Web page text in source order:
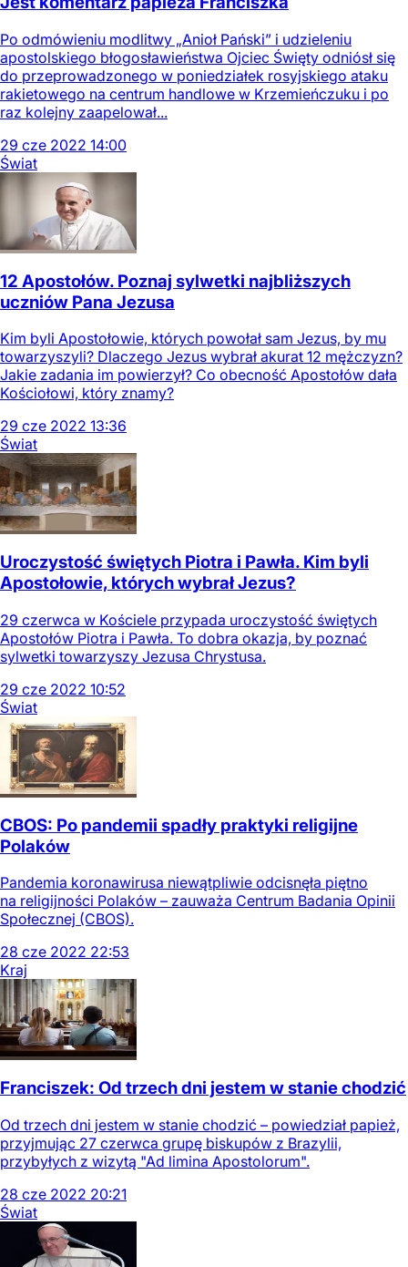
Po odmówieniu modlitwy „Anioł Pański” i udzieleniu
apostolskiego błogosławieństwa Ojciec Święty odniósł się
do przeprowadzonego w poniedziałek rosyjskiego ataku
rakietowego na centrum handlowe w Krzemieńczuku i po
raz kolejny zaapelował...
29 cze 2022 14:00
Świat
12 Apostołów. Poznaj sylwetki najbliższych
uczniów Pana Jezusa
Kim byli Apostołowie, których powołał sam Jezus, by mu
towarzyszyli? Dlaczego Jezus wybrał akurat 12 mężczyzn?
Jakie zadania im powierzył? Co obecność Apostołów dała
Kościołowi, który znamy?
29 cze 2022 13:36
Świat
Uroczystość świętych Piotra i Pawła. Kim byli
Apostołowie, których wybrał Jezus?
29 czerwca w Kościele przypada uroczystość świętych
Apostołów Piotra i Pawła. To dobra okazja, by poznać
sylwetki towarzyszy Jezusa Chrystusa.
29 cze 2022 10:52
Świat
CBOS: Po pandemii spadły praktyki religijne
Polaków
Pandemia koronawirusa niewątpliwie odcisnęła piętno
na religijności Polaków – zauważa Centrum Badania Opinii
Społecznej (CBOS).
28 cze 2022 22:53
Kraj
Franciszek: Od trzech dni jestem w stanie chodzić
Od trzech dni jestem w stanie chodzić – powiedział papież,
przyjmując 27 czerwca grupę biskupów z Brazylii,
przybyłych z wizytą "Ad limina Apostolorum".
28 cze 2022 20:21
Świat